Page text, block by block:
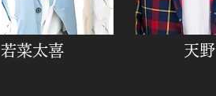
若菜太喜 天